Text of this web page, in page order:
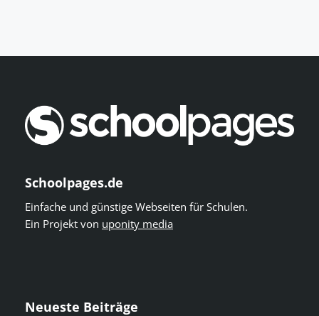
Schoolpages.de
Einfache und günstige Webseiten für Schulen.
Ein Projekt von uponity media
Neueste Beiträge